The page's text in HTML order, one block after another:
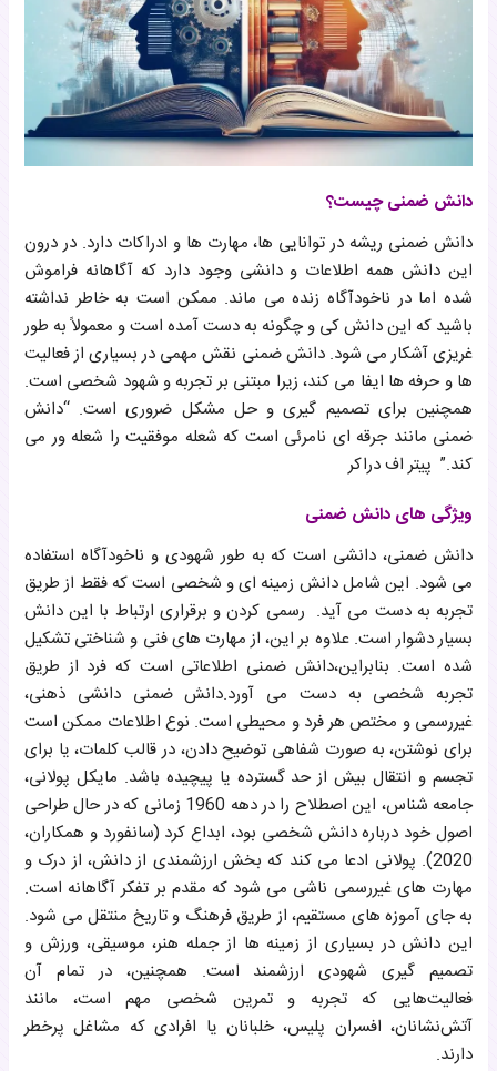
دانش ضمنی چیست؟
دانش ضمنی ریشه در توانایی ها، مهارت ها و ادراکات دارد. در درون
این دانش همه اطلاعات و دانشی وجود دارد که آگاهانه فراموش
شده اما در ناخودآگاه زنده می ماند. ممکن است به خاطر نداشته
باشید که این دانش کی و چگونه به دست آمده است و معمولاً به طور
غریزی آشکار می شود. دانش ضمنی نقش مهمی در بسیاری از فعالیت
ها و حرفه ها ایفا می کند، زیرا مبتنی بر تجربه و شهود شخصی است.
همچنین برای تصمیم گیری و حل مشکل ضروری است. “دانش
ضمنی مانند جرقه ای نامرئی است که شعله موفقیت را شعله ور می
کند.” پیتر اف دراکر
ویژگی های دانش ضمنی
دانش ضمنی، دانشی است که به طور شهودی و ناخودآگاه استفاده
می شود. این شامل دانش زمینه ای و شخصی است که فقط از طریق
تجربه به دست می آید. رسمی کردن و برقراری ارتباط با این دانش
بسیار دشوار است. علاوه بر این، از مهارت های فنی و شناختی تشکیل
شده است. بنابراین،دانش ضمنی اطلاعاتی است که فرد از طریق
تجربه شخصی به دست می آورد.دانش ضمنی دانشی ذهنی،
غیررسمی و مختص هر فرد و محیطی است. نوع اطلاعات ممکن است
برای نوشتن، به صورت شفاهی توضیح دادن، در قالب کلمات، یا برای
تجسم و انتقال بیش از حد گسترده یا پیچیده باشد. مایکل پولانی،
جامعه شناس، این اصطلاح را در دهه 1960 زمانی که در حال طراحی
اصول خود درباره دانش شخصی بود، ابداع کرد (سانفورد و همکاران،
2020). پولانی ادعا می کند که بخش ارزشمندی از دانش، از درک و
مهارت های غیررسمی ناشی می شود که مقدم بر تفکر آگاهانه است.
به جای آموزه های مستقیم، از طریق فرهنگ و تاریخ منتقل می شود.
این دانش در بسیاری از زمینه ها از جمله هنر، موسیقی، ورزش و
تصمیم گیری شهودی ارزشمند است. همچنین، در تمام آن
فعالیت‌هایی که تجربه و تمرین شخصی مهم است، مانند
آتش‌نشانان، افسران پلیس، خلبانان یا افرادی که مشاغل پرخطر
دارند.